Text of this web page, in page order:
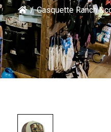
/ Casquette Ranch